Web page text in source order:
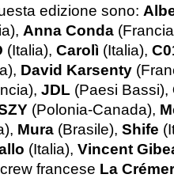
edizione sono:
Anna Conda
(Italia), Carolì (Italia),
David Karsenty
JDL (Paesi Bassi),
(Polonia-Canada),
Mura (Brasile), Shife
(Italia), Vincent
francese La